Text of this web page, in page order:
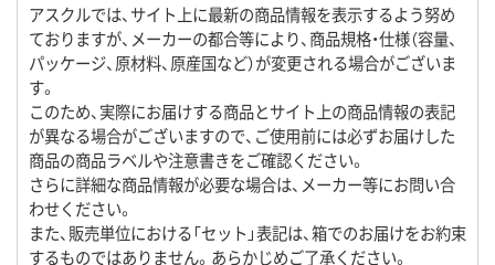
アスクルでは、サイト上に最新の商品情報を表示するよう努め
ておりますが、メーカーの都合等により、商品規格・仕様（容量、
パッケージ、原材料、原産国など）が変更される場合がございま
す。
このため、実際にお届けする商品とサイト上の商品情報の表記
が異なる場合がございますので、ご使用前には必ずお届けした
商品の商品ラベルや注意書きをご確認ください。
さらに詳細な商品情報が必要な場合は、メーカー等にお問い合
わせください。
また、販売単位における「セット」表記は、箱でのお届けをお約束
するものではありません。あらかじめご了承ください。